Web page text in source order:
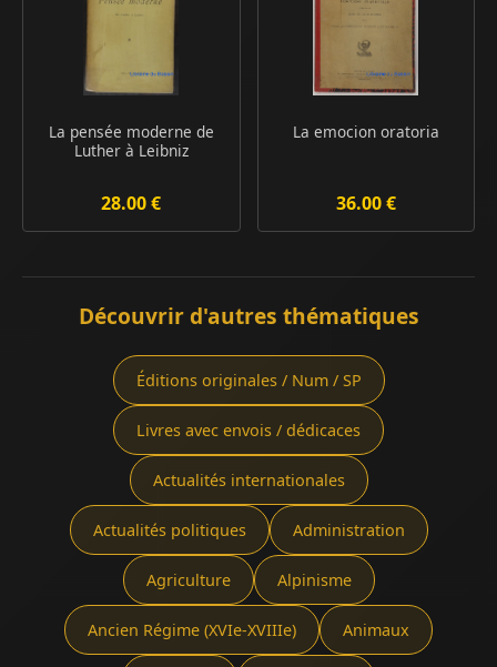
La pensée moderne de
Luther à Leibniz
28.00 €
La emocion oratoria
36.00 €
Découvrir d'autres thématiques
Éditions originales / Num / SP
Livres avec envois / dédicaces
Actualités internationales
Actualités politiques Administration
Agriculture Alpinisme
Ancien Régime (XVIe-XVIIIe) Animaux